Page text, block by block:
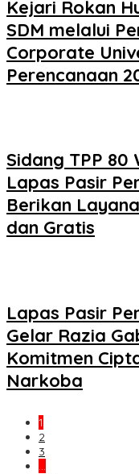
Kejari Rokan
SDM melalui
Corporate
Perencanaan
Sidang TPP
Lapas Pasir
Berikan
dan Gratis
Lapas Pasir
Gelar Razia
Komitmen
Narkoba
1
2
3
…